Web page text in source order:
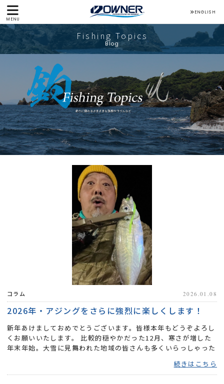
MENU
ENGLISH
Fishing Topics
Blog
コラム 2026.01.08
2026年・アジングをさらに強烈に楽しくします！
新年あけましておめでとうございます。皆様本年もどうぞよろし
くお願いいたします。 比較的穏やかだった12月、寒さが増した
年末年始。大雪に見舞われた地域の皆さんも多くいらっしゃった
続きはこちら